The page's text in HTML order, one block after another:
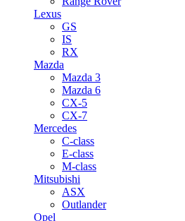
Lexus
GS
IS
RX
Mazda
Mazda 3
Mazda 6
CX-5
CX-7
Mercedes
C-class
E-class
M-class
Mitsubishi
ASX
Outlander
Opel